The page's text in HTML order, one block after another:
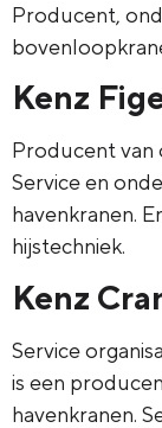
Producent,
Kenz
Producent van
Service en
havenkranen.
hijstechniek.
Kenz
Service
is een
havenkranen.